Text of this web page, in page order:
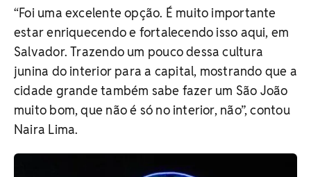
“Foi uma excelente opção. É muito importante
estar enriquecendo e fortalecendo isso aqui, em
Salvador. Trazendo um pouco dessa cultura
junina do interior para a capital, mostrando que a
cidade grande também sabe fazer um São João
muito bom, que não é só no interior, não”, contou
Naira Lima.